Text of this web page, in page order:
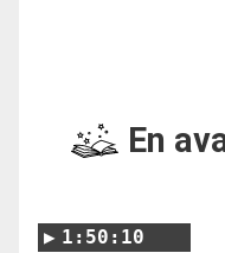
En
1:50:10